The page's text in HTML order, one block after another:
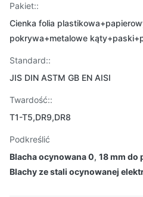
Pakiet::
Cienka folia
pokrywa+metalowe
Standard::
JIS DIN ASTM GB EN AISI
Twardość::
T1-T5,DR9,DR8
Podkreślić
Blacha ocynowana 0, 18 mm do
Blachy ze stali ocynowanej